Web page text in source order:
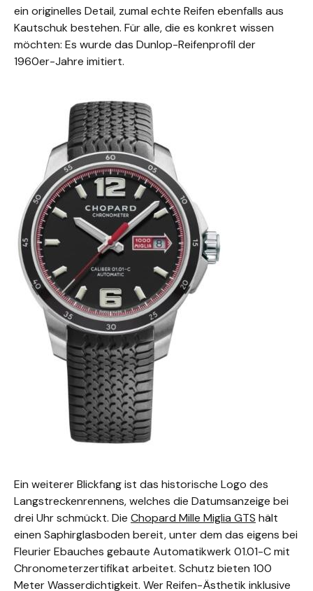
ein originelles Detail, zumal echte Reifen ebenfalls aus
Kautschuk bestehen. Für alle, die es konkret wissen
möchten: Es wurde das Dunlop-Reifenprofil der
1960er-Jahre imitiert.
Ein weiterer Blickfang ist das historische Logo des
Langstreckenrennens, welches die Datumsanzeige bei
drei Uhr schmückt. Die Chopard Mille Miglia GTS hält
einen Saphirglasboden bereit, unter dem das eigens bei
Fleurier Ebauches gebaute Automatikwerk 01.01-C mit
Chronometerzertifikat arbeitet. Schutz bieten 100
Meter Wasserdichtigkeit. Wer Reifen-Ästhetik inklusive